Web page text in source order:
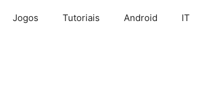
Jogos Tutoriais Android IT